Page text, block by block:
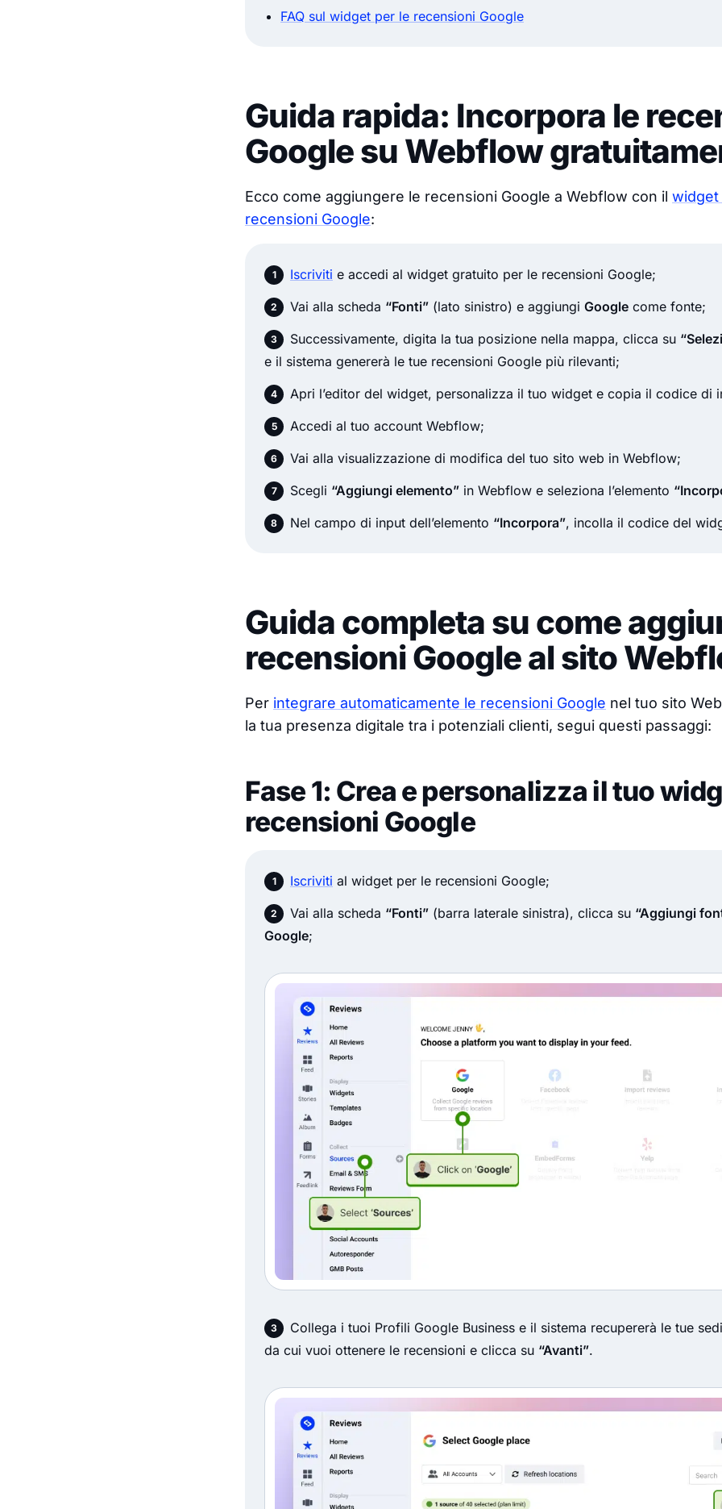
FAQ sul widget per le recensioni Google
Guida rapida: Incorpora le
Google su Webflow
Ecco come aggiungere le recensioni Google a Webflow con il widget
recensioni Google:
Iscriviti e accedi al widget gratuito per le recensioni Google;
Vai alla scheda “Fonti” (lato sinistro) e aggiungi Google come fonte;
Successivamente, digita la tua posizione nella mappa, clicca su
e il sistema genererà le tue recensioni Google più rilevanti;
Apri l’editor del widget, personalizza il tuo widget e copia il codice di
Accedi al tuo account Webflow;
Vai alla visualizzazione di modifica del tuo sito web in Webflow;
Scegli “Aggiungi elemento” in Webflow e seleziona l’elemento
Nel campo di input dell’elemento “Incorpora”, incolla il codice del
Guida completa su come
recensioni Google al sito
Per integrare automaticamente le recensioni Google nel tuo sito
la tua presenza digitale tra i potenziali clienti, segui questi passaggi:
Fase 1: Crea e personalizza il tuo
recensioni Google
Iscriviti al widget per le recensioni Google;
Vai alla scheda “Fonti” (barra laterale sinistra), clicca su “Aggiungi
Google;
Collega i tuoi Profili Google Business e il sistema recupererà le tue
da cui vuoi ottenere le recensioni e clicca su “Avanti”.